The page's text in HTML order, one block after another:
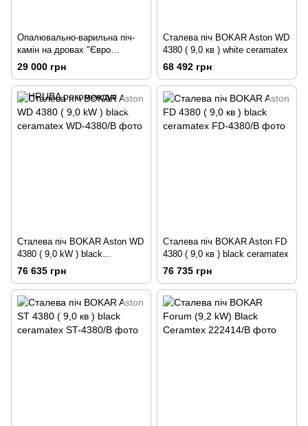
Опалювально-варильна піч-
камін на дровах "Євро
буржуйка" з духовкою DUVAL
29 000 грн
Сталева піч BOKAR Aston WD
4380 ( 9,0 кв ) white ceramatex
68 492 грн
Сталева піч BOKAR Aston WD
4380 ( 9,0 kW ) black
ceramatex
76 635 грн
Сталева піч BOKAR Aston FD
4380 ( 9,0 кв ) black ceramatex
76 735 грн